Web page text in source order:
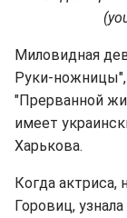
Миловидная
Руки-
"Прерванной
имеет
Харькова.
Когда актриса,
Горовиц,